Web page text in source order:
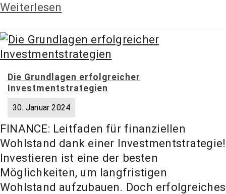
Weiterlesen
Die Grundlagen erfolgreicher
Investmentstrategien
30. Januar 2024
FINANCE: Leitfaden für finanziellen
Wohlstand dank einer Investmentstrategie!
Investieren ist eine der besten
Möglichkeiten, um langfristigen
Wohlstand aufzubauen. Doch erfolgreiches